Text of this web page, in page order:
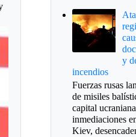
y
incendios
Fuerzas rusas
de misiles
capital
inmediaciones
Kiev,